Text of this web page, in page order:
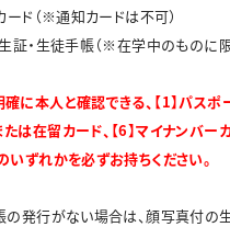
ード（※通知カードは不可）
証・生徒手帳（※在学中のものに限
本人と確認できる、【1】パスポー
は在留カード、【6】マイナンバー
いずれかを必ずお持ちください。
の発行がない場合は、顔写真付の